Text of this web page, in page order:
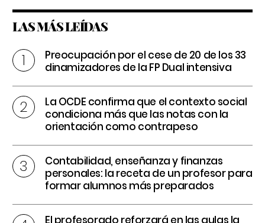
LAS MÁS LEÍDAS
Preocupación por el cese de 20 de los 33
dinamizadores de la FP Dual intensiva
La OCDE confirma que el contexto social
condiciona más que las notas con la
orientación como contrapeso
Contabilidad, enseñanza y finanzas
personales: la receta de un profesor para
formar alumnos más preparados
El profesorado reforzará en las aulas la